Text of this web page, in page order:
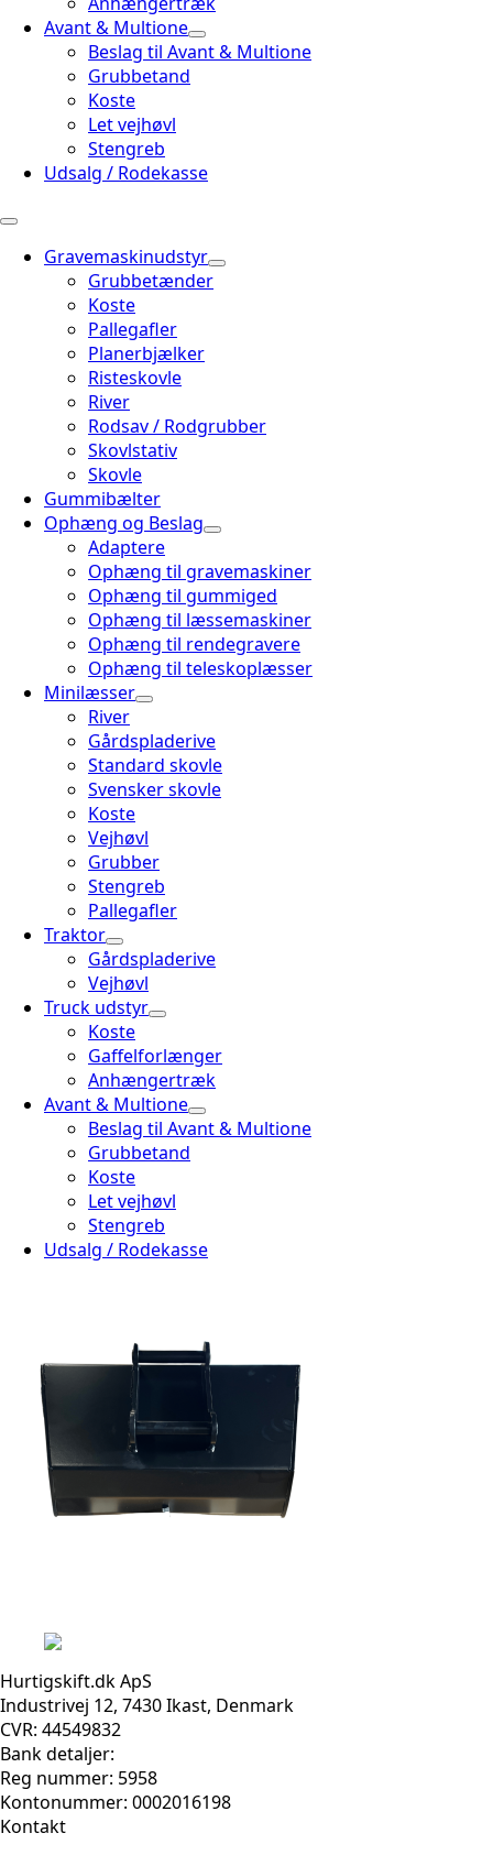
Avant & Multione
Beslag til Avant & Multione
Grubbetand
Koste
Let vejhøvl
Stengreb
Udsalg / Rodekasse
Gravemaskinudstyr
Grubbetænder
Koste
Pallegafler
Planerbjælker
Risteskovle
River
Rodsav / Rodgrubber
Skovlstativ
Skovle
Gummibælter
Ophæng og Beslag
Adaptere
Ophæng til gravemaskiner
Ophæng til gummiged
Ophæng til læssemaskiner
Ophæng til rendegravere
Ophæng til teleskoplæsser
Minilæsser
River
Gårdspladerive
Standard skovle
Svensker skovle
Koste
Vejhøvl
Grubber
Stengreb
Pallegafler
Traktor
Gårdspladerive
Vejhøvl
Truck udstyr
Koste
Gaffelforlænger
Anhængertræk
Avant & Multione
Beslag til Avant & Multione
Grubbetand
Koste
Let vejhøvl
Stengreb
Udsalg / Rodekasse
Hurtigskift.dk ApS
Industrivej 12, 7430 Ikast, Denmark
CVR: 44549832
Bank detaljer:
Reg nummer: 5958
Kontonummer: 0002016198
Kontakt